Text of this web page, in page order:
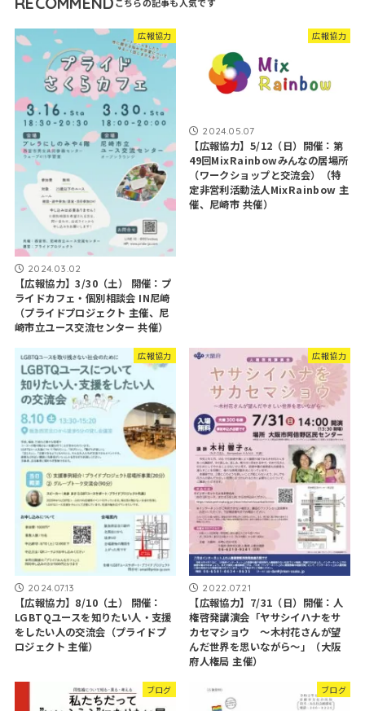
広報協力
2024.03.02
【広報協力】3/30（土） 開催：プ
ライドカフェ・個別相談会 IN尼崎
（プライドプロジェクト 主催、尼
崎市立ユース交流センター 共催）
広報協力
2024.05.07
【広報協力】5/12（日）開催：第
49回MixRainbowみんなの居場所
（ワークショップと交流会）（特
定非営利活動法人MixRainbow 主
催、尼崎市 共催）
広報協力
2024.07.13
【広報協力】8/10（土） 開催：
LGBTQユースを知りたい人・支援
をしたい人の交流会（プライドプ
ロジェクト 主催）
広報協力
2022.07.21
【広報協力】7/31（日）開催：人
権啓発講演会「ヤサシイハナをサ
カセマショウ ～木村花さんが望
んだ世界を思いながら～」（大阪
府人権局 主催）
ブログ ブログ